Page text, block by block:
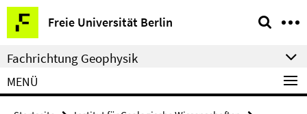
Springe
direkt
zu
Inhalt
Freie Universität Berlin
Service-
Navigation
Fachrichtung Geophysik
MENÜ